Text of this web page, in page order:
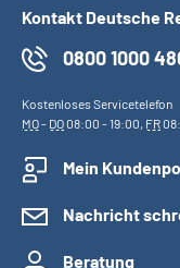
Kontakt Deutsche
0800 1000
Kostenloses Servicetelefon
MO- DO08:00 - 19:00, FR
Mein
Nachricht
Beratung